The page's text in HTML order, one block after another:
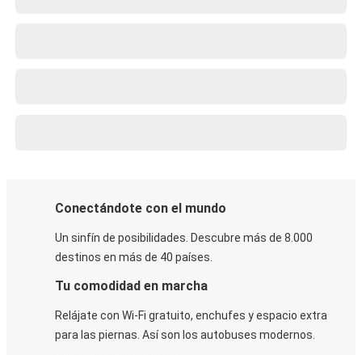
Conectándote con el mundo
Un sinfín de posibilidades. Descubre más de 8.000
destinos en más de 40 países.
Tu comodidad en marcha
Relájate con Wi-Fi gratuito, enchufes y espacio extra
para las piernas. Así son los autobuses modernos.